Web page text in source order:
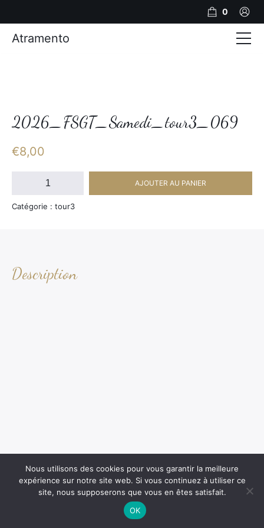
2026_FSGT_Samedi_tour3_069
€8,00
quantité
2026_FSGT_Samedi_tour3_069
AJOUTER AU PANIER
Catégorie : tour3
Description
0
Atramento
Photos
Nous utilisons des cookies pour vous garantir la meilleure
expérience sur notre site web. Si vous continuez à utiliser ce
site, nous supposerons que vous en êtes satisfait.
OK